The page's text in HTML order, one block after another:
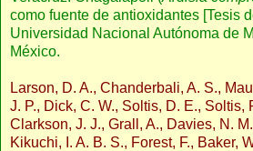
como fuente de antioxidantes [Tesis
Universidad Nacional Autónoma de
México.
Larson, D. A., Chanderbali, A. S.,
J. P., Dick, C. W., Soltis, D. E., Soltis,
Clarkson, J. J., Grall, A., Davies, N.
Kikuchi, I. A. B. S., Forest, F., Baker,